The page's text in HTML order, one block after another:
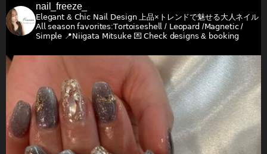
nail_freeze_
𝖤𝗅𝖾𝗀𝖺𝗇𝗍 & 𝖢𝗁𝗂𝖼 𝖭𝖺𝗂𝗅 𝖣𝖾𝗌𝗂𝗀𝗇上品×トレンドで魅せる大人ネイル
𝖠𝗅𝗅 𝗌𝖾𝖺𝗌𝗈𝗇 𝖿𝖺𝗏𝗈𝗋𝗂𝗍𝖾𝗌:𝖳𝗈𝗋𝗍𝗈𝗂𝗌𝖾𝗌𝗁𝖾𝗅𝗅 / 𝖫𝖾𝗈𝗉𝖺𝗋𝖽 /𝖬𝖺𝗀𝗇𝖾𝗍𝗂𝖼 /
𝖲𝗂𝗆𝗉𝗅𝖾 📍𝖭𝗂𝗂𝗀𝖺𝗍𝖺 𝖬𝗂𝗍𝗌𝗎𝗄𝖾💌 𝖢𝗁𝖾𝖼𝗄 𝖽𝖾𝗌𝗂𝗀𝗇𝗌 & 𝖻𝗈𝗈𝗄𝗂𝗇𝗀